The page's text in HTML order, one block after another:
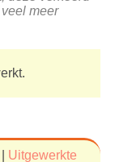
meer
Uitgewerkte